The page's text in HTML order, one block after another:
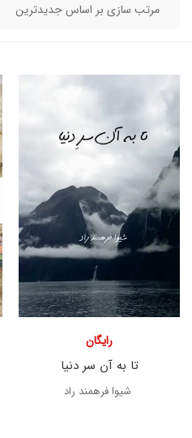
تا به آن سر دنیا
رایگان
شیوا فرهمند راد